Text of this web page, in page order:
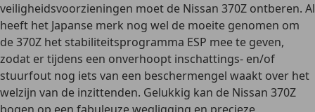
veiligheidsvoorzieningen moet de Nissan 370Z ontberen. Al
heeft het Japanse merk nog wel de moeite genomen om
de 370Z het stabiliteitsprogramma ESP mee te geven,
zodat er tijdens een onverhoopt inschattings- en/of
stuurfout nog iets van een beschermengel waakt over het
welzijn van de inzittenden. Gelukkig kan de Nissan 370Z